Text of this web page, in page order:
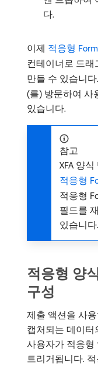
다.
이제 적응형
컨테이너로 드래
만들 수 있습니다.
(를) 방문하여 사
있습니다.
참고
XFA 양
적응형
적응형
필드를
있습니다.
적응형 양
구성
제출 액션을 사
캡처되는 데이터
사용자가 적응형
트리거됩니다.